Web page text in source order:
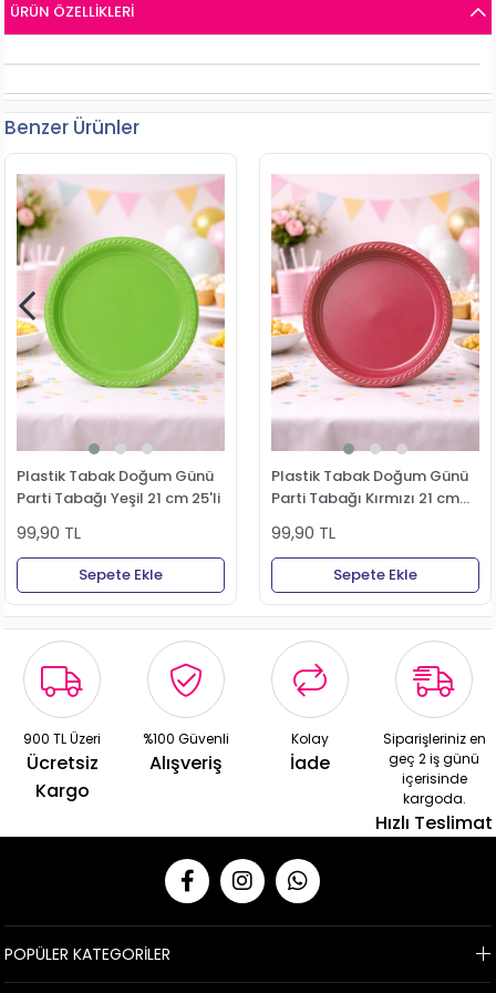
ÜRÜN ÖZELLIKLERI
Benzer Ürünler
Plastik Tabak Doğum Günü
Parti Tabağı Yeşil 21 cm 25'li
99,90 TL
Sepete Ekle
Plastik Tabak Doğum Günü
Parti Tabağı Kırmızı 21 cm
99,90 TL
Sepete Ekle
900 TL Üzeri
Ücretsiz
Kargo
%100 Güvenli
Alışveriş
Kolay
İade
Siparişleriniz en
geç 2 iş günü
içerisinde
kargoda.
Hızlı Teslimat
POPÜLER KATEGORİLER